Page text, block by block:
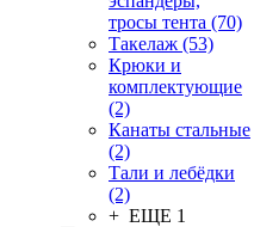
тросы тента (70)
Такелаж (53)
Крюки и
комплектующие
(2)
Канаты стальные
(2)
Тали и лебёдки
(2)
+ ЕЩЕ 1